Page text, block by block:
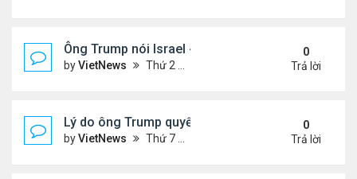
Ông Trump nói Israel - Iran đạt thỏa thuận ngừng
byVietNews Thứ 2 Tháng 6 23, 2025 5:45 pm
0
Trả lời
Lý do ông Trump quyết định không kích Iran
byVietNews Thứ 7 Tháng 6 21, 2025 11:14 pm
0
Trả lời